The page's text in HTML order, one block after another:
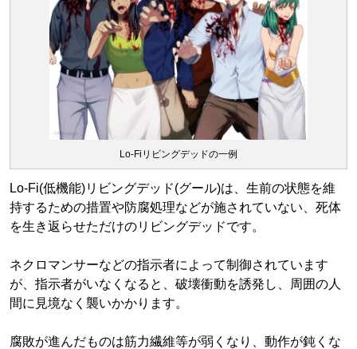
Lo-Fiリビングデッドの一例
Lo-Fi(低機能)リビングデッド(グール)は、生前の状態を維
持するための措置や防腐処理などが施されていない、死体
を生き返らせただけのリビングデッドです。
ネクロマンサーなどの指示者によって制御されています
が、指示者がいなくなると、破壊衝動を誘発し、周囲の人
間に見境なく襲いかかります。
腐敗が進んだものは筋力繊維等が弱くなり、動作が鈍くな